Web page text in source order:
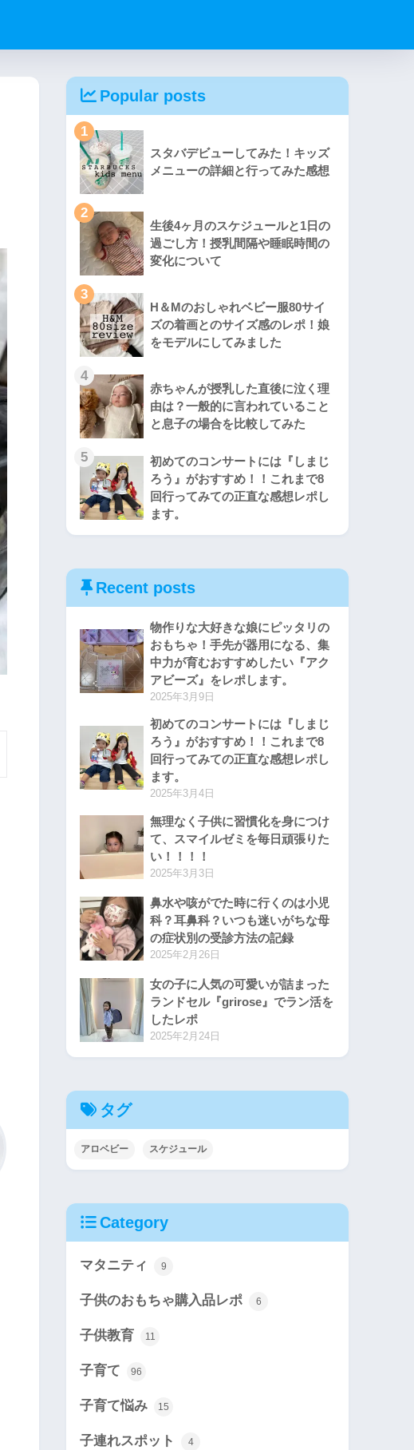
Popular posts
1
スタバデビューしてみた！キッズ
メニューの詳細と行ってみた感想
2
生後4ヶ月のスケジュールと1日の
過ごし方！授乳間隔や睡眠時間の
変化について
3
H＆Mのおしゃれベビー服80サイ
ズの着画とのサイズ感のレポ！娘
をモデルにしてみました
4
赤ちゃんが授乳した直後に泣く理
由は？一般的に言われていること
と息子の場合を比較してみた
5
初めてのコンサートには『しまじ
ろう』がおすすめ！！これまで8
回行ってみての正直な感想レポし
ます。
Recent posts
物作りな大好きな娘にピッタリの
おもちゃ！手先が器用になる、集
中力が育むおすすめしたい『アク
アビーズ』をレポします。
2025年3月9日
初めてのコンサートには『しまじ
ろう』がおすすめ！！これまで8
回行ってみての正直な感想レポし
ます。
2025年3月4日
無理なく子供に習慣化を身につけ
て、スマイルゼミを毎日頑張りた
い！！！！
2025年3月3日
鼻水や咳がでた時に行くのは小児
科？耳鼻科？いつも迷いがちな母
の症状別の受診方法の記録
2025年2月26日
女の子に人気の可愛いが詰まった
ランドセル『grirose』でラン活を
したレポ
2025年2月24日
タグ
アロベビー スケジュール
Category
マタニティ 9
子供のおもちゃ購入品レポ 6
子供教育 11
子育て 96
子育て悩み 15
子連れスポット 4